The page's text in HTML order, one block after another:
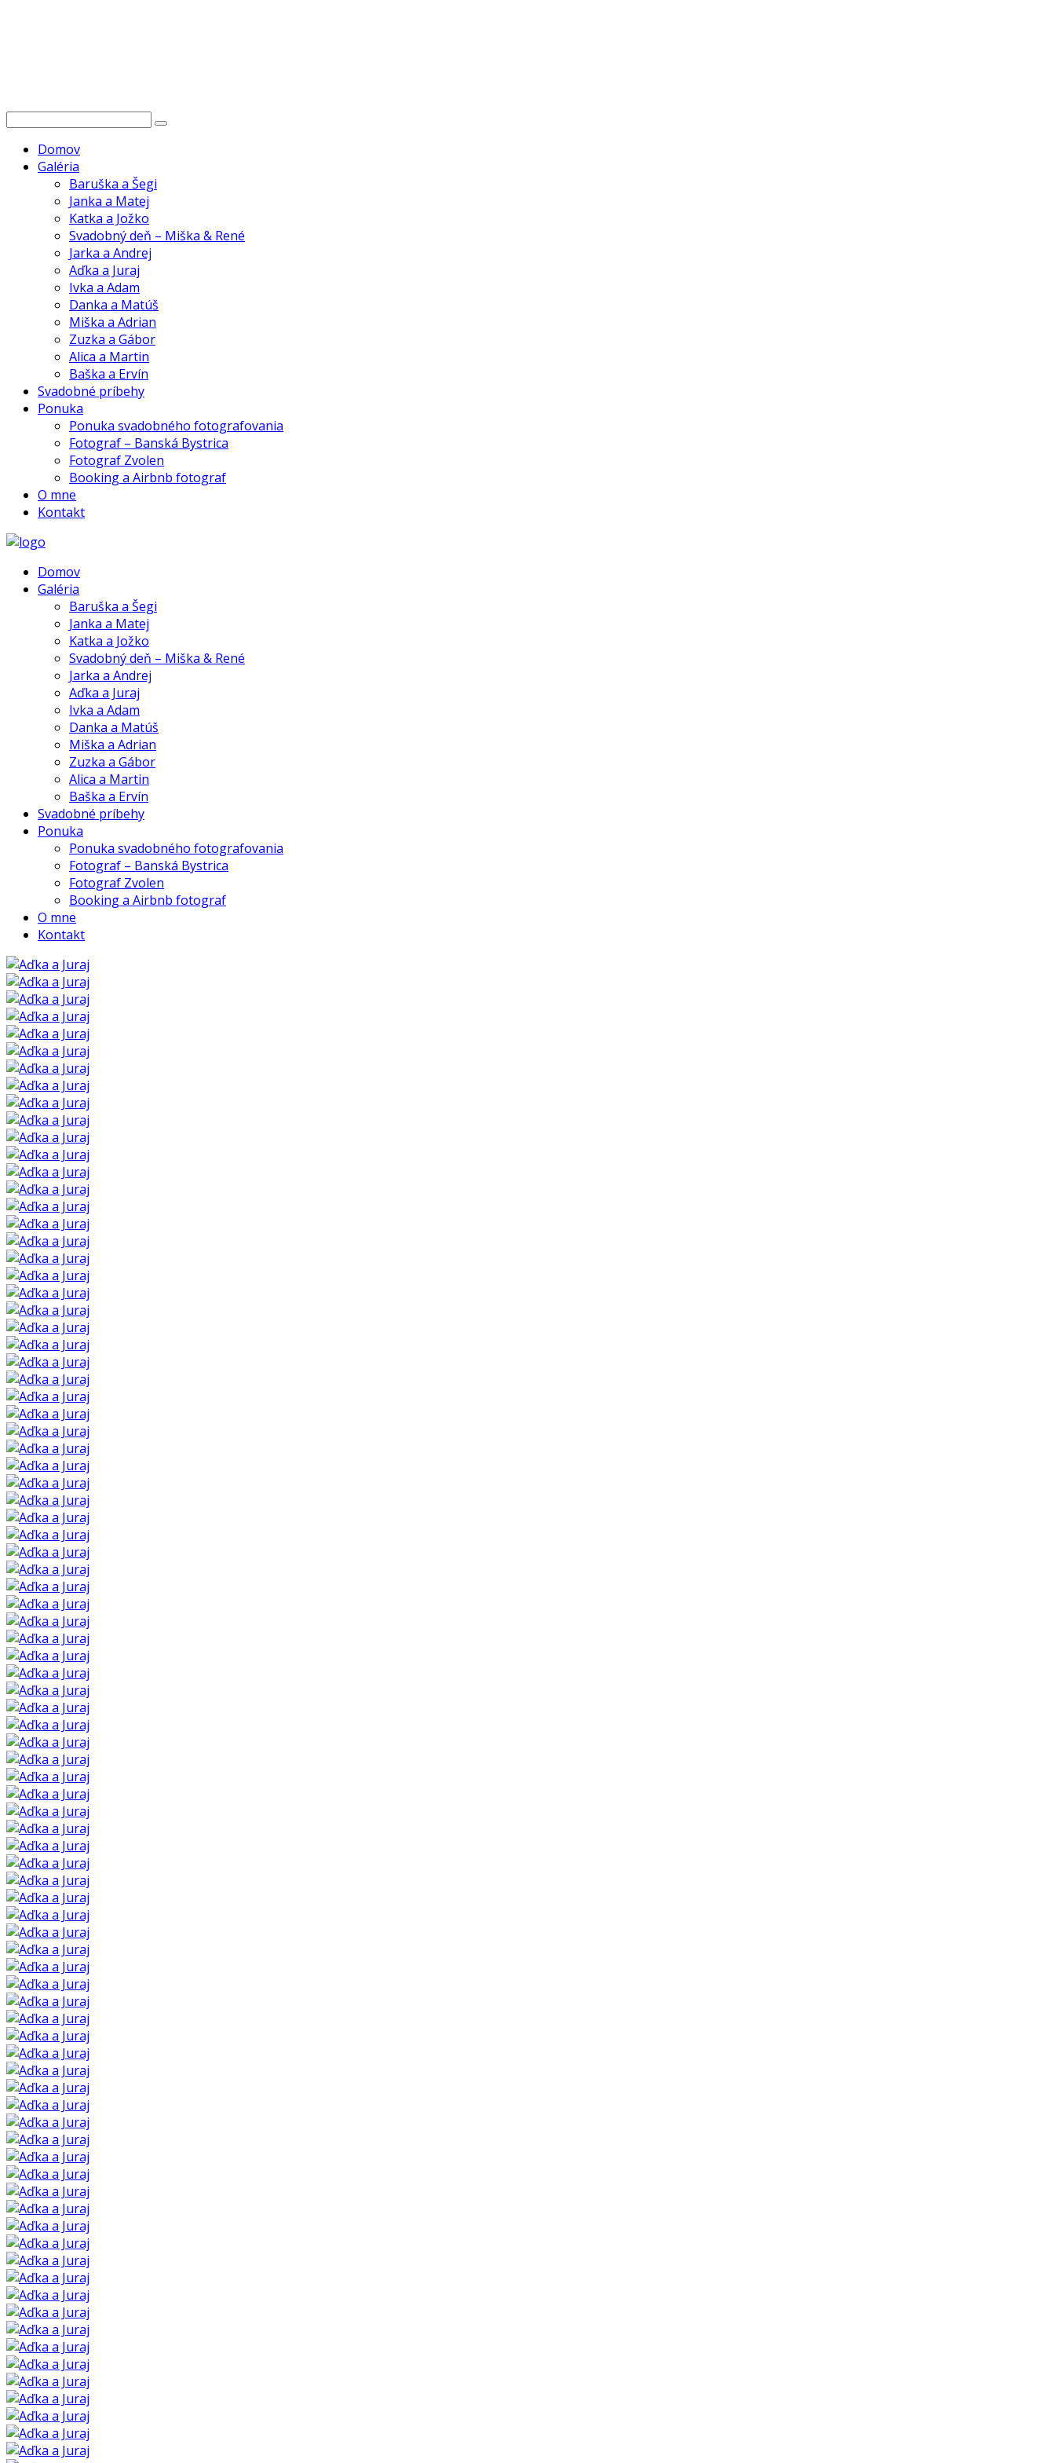
Domov
Galéria
Baruška a Šegi
Janka a Matej
Katka a Jožko
Svadobný deň – Miška & René
Jarka a Andrej
Aďka a Juraj
Ivka a Adam
Danka a Matúš
Miška a Adrian
Zuzka a Gábor
Alica a Martin
Baška a Ervín
Svadobné príbehy
Ponuka
Ponuka svadobného fotografovania
Fotograf – Banská Bystrica
Fotograf Zvolen
Booking a Airbnb fotograf
O mne
Kontakt
Domov
Galéria
Baruška a Šegi
Janka a Matej
Katka a Jožko
Svadobný deň – Miška & René
Jarka a Andrej
Aďka a Juraj
Ivka a Adam
Danka a Matúš
Miška a Adrian
Zuzka a Gábor
Alica a Martin
Baška a Ervín
Svadobné príbehy
Ponuka
Ponuka svadobného fotografovania
Fotograf – Banská Bystrica
Fotograf Zvolen
Booking a Airbnb fotograf
O mne
Kontakt